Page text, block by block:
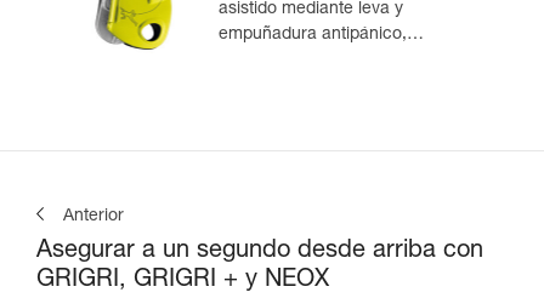
asistido mediante leva y
empuñadura antipánico,
Anterior
Asegurar a un segundo desde arriba con
GRIGRI, GRIGRI + y NEOX